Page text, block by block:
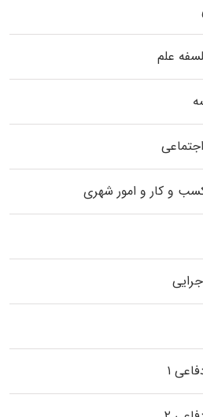
علم
و کار و امور شهری
۱